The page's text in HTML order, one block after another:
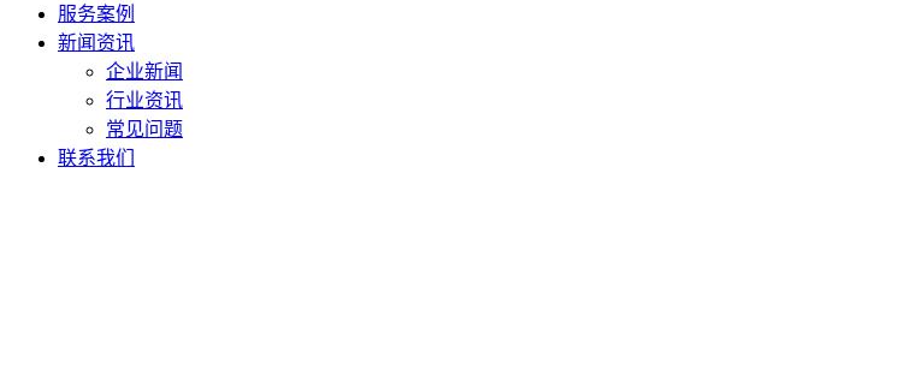
服务案例
新闻资讯
企业新闻
行业资讯
常见问题
联系我们